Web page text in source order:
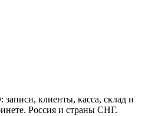
клиенты, касса, склад и
Россия и страны СНГ.